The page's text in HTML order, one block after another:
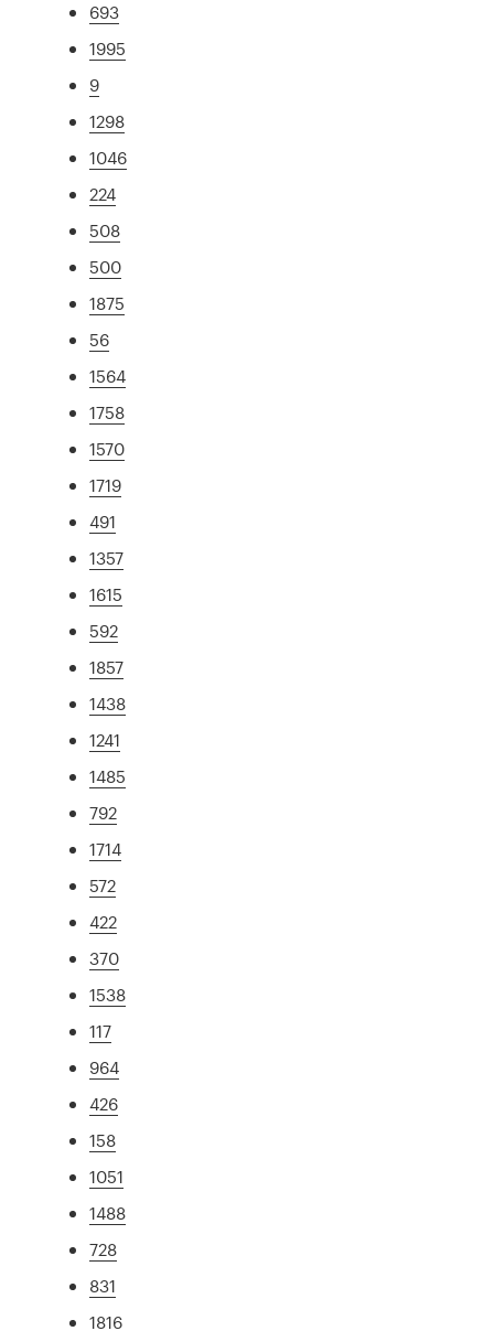
693
1995
9
1298
1046
224
508
500
1875
56
1564
1758
1570
1719
491
1357
1615
592
1857
1438
1241
1485
792
1714
572
422
370
1538
117
964
426
158
1051
1488
728
831
1816